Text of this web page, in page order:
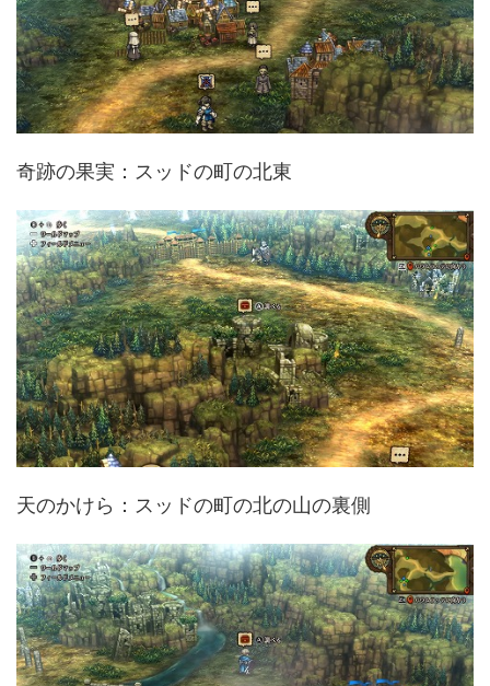
奇跡の果実：スッドの町の北東
天のかけら：スッドの町の北の山の裏側